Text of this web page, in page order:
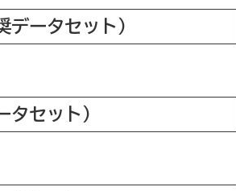
ータセット）
セット）